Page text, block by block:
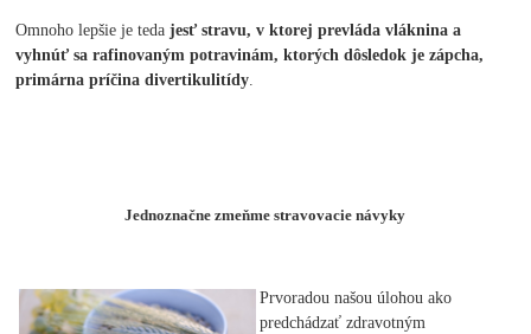
Omnoho lepšie je tedajesť stravu, v ktorej prevláda vláknina a
vyhnúť sa rafinovaným potravinám, ktorých dôsledok je zápcha,
primárna príčina divertikulitídy.
Jednoznačne zmeňme stravovacie návyky
Prvoradou našou úlohou ako
predchádzať zdravotným